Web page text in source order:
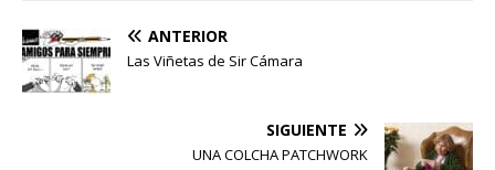
ANTERIOR
Las Viñetas de Sir Cámara
SIGUIENTE
UNA COLCHA PATCHWORK